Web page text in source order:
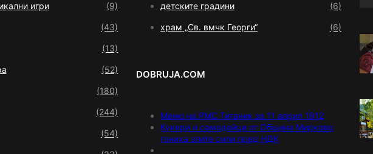
игри (9)
(43)
(13)
(52)
(180)
(244)
(54)
детските градини (6)
храм „Св. вмчк Георги“ (6)
DOBRUJA.COM
Меню на РМС Титаник за 11 април 1912
Кукери и самодейци от Община Мирково
гониха злите сили пред НДК